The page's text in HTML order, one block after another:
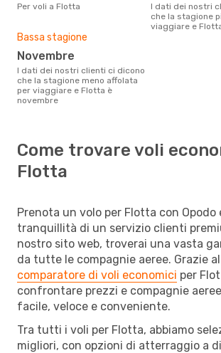
Per voli a Flotta
I dati dei nostri clienti ci dicono
che la stagione
viaggiare e
Bassa stagione
novembre
I dati dei nostri clienti ci dicono
che la stagione meno affolata
per viaggiare e Flotta è
novembre
Come trovare voli
Flotta
Prenota un volo per Flotta con Opodo
tranquillità di un servizio clienti
nostro sito web, troverai una vasta
da tutte le compagnie aeree. Grazie
comparatore di voli economici per
confrontare prezzi e compagnie
facile, veloce e conveniente.
Tra tutti i voli per Flotta, abbiamo
migliori, con opzioni di atterraggio a